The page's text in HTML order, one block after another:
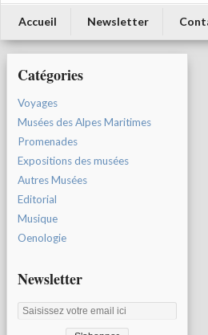
Accueil Newsletter
Catégories
Voyages
Musées des Alpes Maritimes
Promenades
Expositions des musées
Autres Musées
Editorial
Musique
Oenologie
Newsletter